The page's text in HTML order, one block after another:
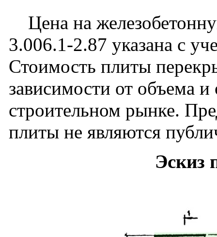
Цена на
3.006.1-2.87 указана с
Стоимость плиты
зависимости от объема
строительном рынке.
плиты не являются
Эскиз